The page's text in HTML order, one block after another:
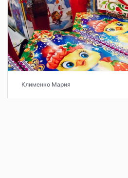
Клименко Мария